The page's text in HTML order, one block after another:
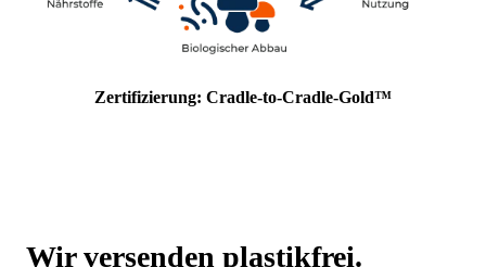
Zertifizierung: Cradle-to-Cradle-Gold™
Wir versenden plastikfrei.